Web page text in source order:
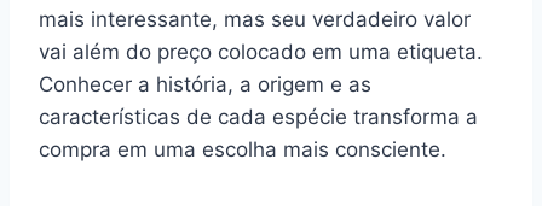
mais interessante, mas seu verdadeiro valor
vai além do preço colocado em uma etiqueta.
Conhecer a história, a origem e as
características de cada espécie transforma a
compra em uma escolha mais consciente.